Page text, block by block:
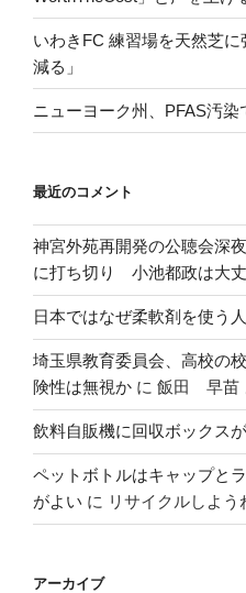
いわきFC 練習場を天然芝
減る」
ニューヨーク州、PFAS汚
最近のコメント
神宮外苑再開発の公聴会深
に打ち切り 小池都政は大丈
日本ではなぜ柔軟剤を使う
埼玉県教育委員会、高校の
険性は無視か に 飯田 早苗
飲料自販機に回収ボックスが
ペットボトルはキャップと
がよい に リサイクルしよう
アーカイブ